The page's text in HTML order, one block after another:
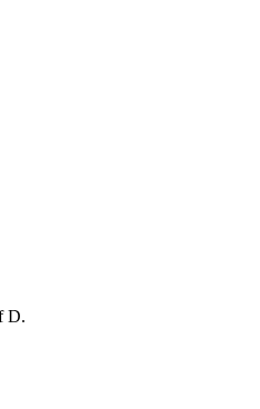
D.